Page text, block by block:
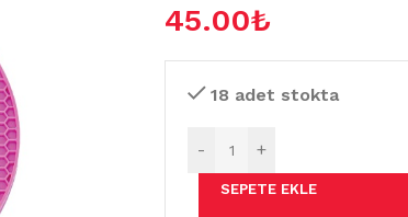
45.00₺
18 adet stokta
- +
SEPETE EKLE